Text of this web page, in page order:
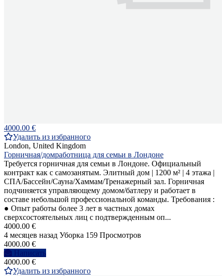
4000.00 €
Удалить из избранного
London, United Kingdom
Горничная/домработница для семьи в Лондоне
Требуется горничная для семьи в Лондоне. Официальный
контракт как с самозанятым. Элитный дом | 1200 м² | 4 этажа |
СПА/Бассейн/Сауна/Хаммам/Тренажерный зал. Горничная
подчиняется управляющему домом/батлеру и работает в
составе небольшой профессиональной команды. Требования :
● Опыт работы более 3 лет в частных домах
сверхсостоятельных лиц с подтвержденным оп...
4000.00 €
4 месяцев назад Уборка 159 Просмотров
4000.00 €
Написать
4000.00 €
Удалить из избранного